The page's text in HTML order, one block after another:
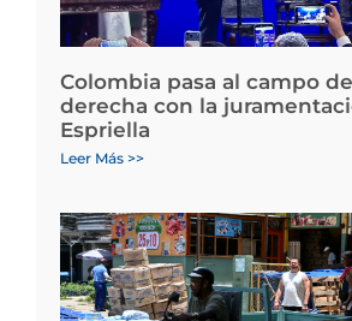
Colombia pasa al campo
derecha con la
Espriella
Leer Más >>